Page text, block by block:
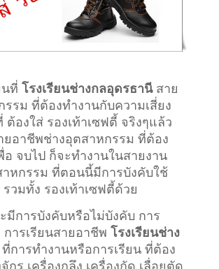
ที่ โรงเรียนช่างกลอุดรธานีสาย
รรม ที่ต้องทำงานกับความเสี่ยง
ต้องใส่ รองเท้าเซฟตี้ จริงๆแล้ว
ยอาชีพช่างอุตสาหกรรม ที่ต้อง
จบไป ก็จะทำงานในสายงาน
าหกรรม ที่ตอนนี้มีการบังคับใช้
รวมทั้ง รองเท้าเซฟตี้ด้วย
มีการบังคับหรือไม่บังคับ การ
ารเรียนสายอาชีพ โรงเรียนช่าง
การทำงานหรือการเรียน ที่ต้อง
กร เครื่องกลึง เครื่องกัด เลื่อยตัด